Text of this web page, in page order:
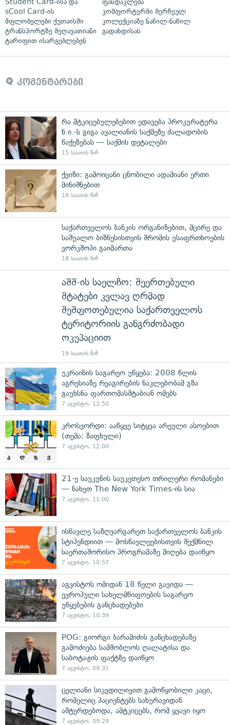
sCool Card-ის
მფლობელები ქუთაისში
ტრანსპორტზე შეღავათიანი
ტარიფით ისარგებლებენ
კომფორტერში შერჩეულ
კოლექციაზე ნაწილ-ნაწილ
გადახდისას
კომენტარები
რა მტკიცებულებებით ედავება პროკურატურა
ნ.ი.-ს გიგა ავალიანის საქმეზე ძალადობის
წაქეზებას — საქმის დეტალები
15 საათის წინ
ქვიზი: გამოიცანი ცნობილი ადამიანი ერთი
მინიშნებით
18 საათის წინ
საქართველოს ბანკის ორგანიზებით, მცირე და
საშუალო ბიზნესისთვის შრომის უსაფრთხოების
ვორკშოპი გაიმართა
18 საათის წინ
აშშ-ის საელჩო: შეერთებული
შტატები კვლავ ღრმად
შეშფოთებულია საქართველოს
ტერიტორიის განგრძობადი
ოკუპაციით
19 საათის წინ
უკრაინის საგარეო უწყება: 2008 წლის
აგრესიაზე რეაგირების ნაკლებობამ გზა
გაუხსნა ფართომასშტაბიან ომებს
7 აგვისტო, 12:50
კროსვორდი: ააწყვე სიტყვა არეული ასოებით
(თემა: ზაფხული)
7 აგვისტო, 12:00
21-ე საუკუნის საუკეთესო თრილერი რომანები
— ნახეთ The New York Times-ის სია
7 აგვისტო, 11:00
ისწავლე საზღვარგარეთ საქართველოს ბანკის
სტიპენდიით — მოსწავლეებისთვის შექმნილ
საერთაშორისო პროგრამაზე მიღება დაიწყო
7 აგვისტო, 10:57
აგვისტოს ომიდან 18 წელი გავიდა —
ევროპული სახელმწიფოების საგარეო
უწყებების განცხადებები
7 აგვისტო, 10:39
POG: გიორგი ბარამიძის განცხადებაზე
გამოძიება სამშობლოს ღალატისა და
საბოტაჟის ფაქტზე დაიწყო
7 აგვისტო, 09:31
ცელიანი სიკვდილივით გამოწყობილი კაცი,
რომელიც პაციენტებს სახურავიდან
აშტერდებოდა, ამტკიცებს, რომ ყვავი იყო
7 აგვისტო, 09:29